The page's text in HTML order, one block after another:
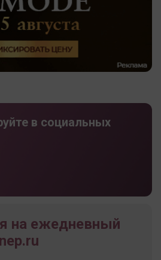
в социальных
на ежедневный